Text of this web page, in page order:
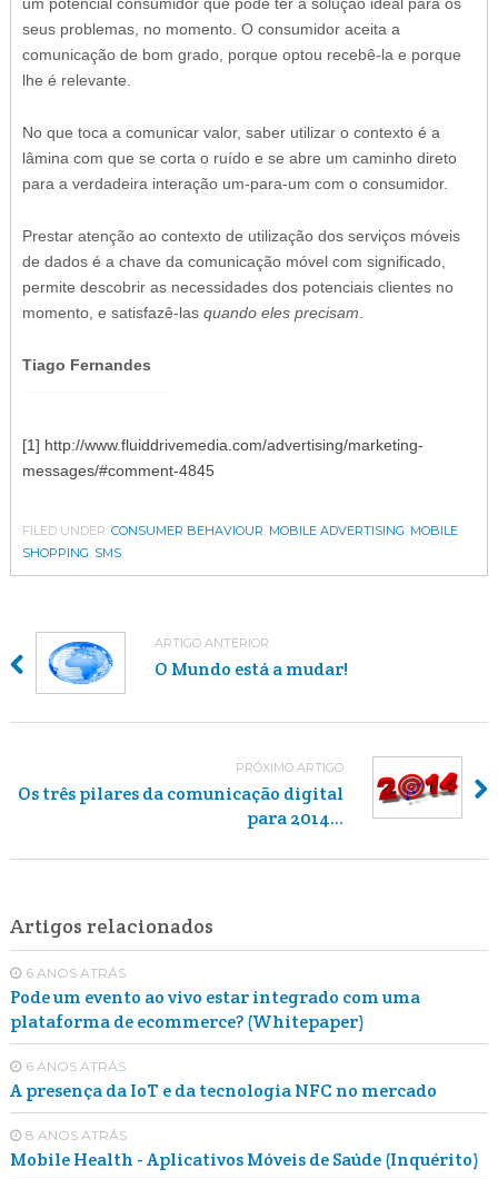
um potencial consumidor que pode ter a solução ideal para os
seus problemas, no momento. O consumidor aceita a
comunicação de bom grado, porque optou recebê-la e porque
lhe é relevante.
No que toca a comunicar valor, saber utilizar o contexto é a
lâmina com que se corta o ruído e se abre um caminho direto
para a verdadeira interação um-para-um com o consumidor.
Prestar atenção ao contexto de utilização dos serviços móveis
de dados é a chave da comunicação móvel com significado,
permite descobrir as necessidades dos potenciais clientes no
momento, e satisfazê-las quando eles precisam.
Tiago Fernandes
[1] http://www.fluiddrivemedia.com/advertising/marketing-
messages/#comment-4845
FILED UNDER: CONSUMER BEHAVIOUR, MOBILE ADVERTISING, MOBILE
SHOPPING, SMS
ARTIGO ANTERIOR
O Mundo está a mudar!
PRÓXIMO ARTIGO
Os três pilares da comunicação digital
para 2014...
Artigos relacionados
6 ANOS ATRÁS
Pode um evento ao vivo estar integrado com uma
plataforma de ecommerce? (Whitepaper)
6 ANOS ATRÁS
A presença da IoT e da tecnologia NFC no mercado
8 ANOS ATRÁS
Mobile Health - Aplicativos Móveis de Saúde (Inquérito)